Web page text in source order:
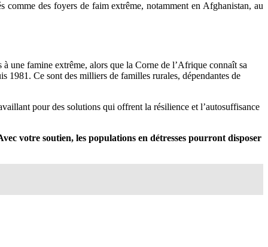
des foyers de faim extrême, notamment en Afghanistan, au
une famine extrême, alors que la Corne de l’Afrique connaît sa
1981. Ce sont des milliers de familles rurales, dépendantes de
pour des solutions qui offrent la résilience et l’autosuffisance
votre soutien, les populations en détresses pourront disposer